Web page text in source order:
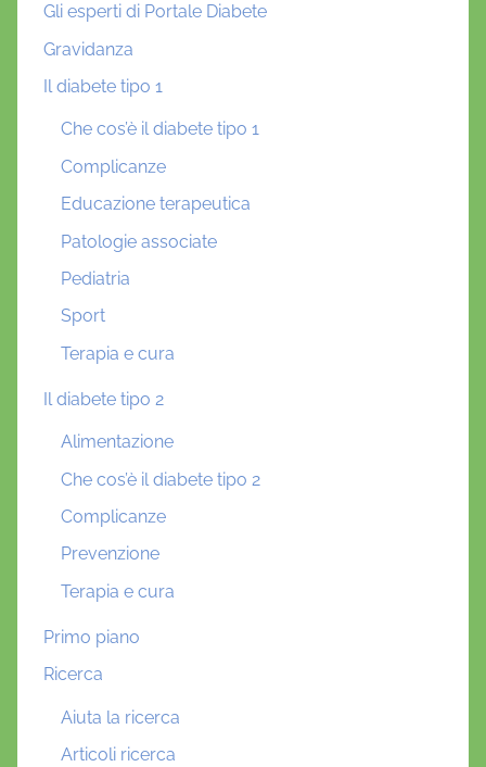
Gli esperti di Portale Diabete
Gravidanza
Il diabete tipo 1
Che cos’è il diabete tipo 1
Complicanze
Educazione terapeutica
Patologie associate
Pediatria
Sport
Terapia e cura
Il diabete tipo 2
Alimentazione
Che cos’è il diabete tipo 2
Complicanze
Prevenzione
Terapia e cura
Primo piano
Ricerca
Aiuta la ricerca
Articoli ricerca